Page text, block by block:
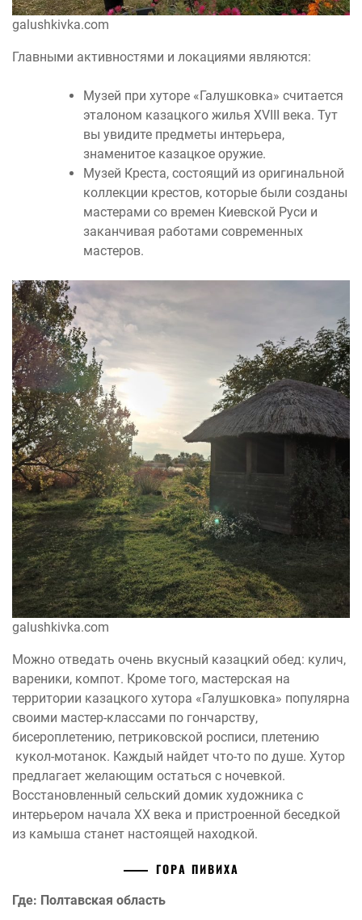
galushkivka.com
Главными активностями и локациями являются:
Музей при хуторе «Галушковка» считается
эталоном казацкого жилья XVIII века. Тут
вы увидите предметы интерьера,
знаменитое казацкое оружие.
Музей Креста, состоящий из оригинальной
коллекции крестов, которые были созданы
мастерами со времен Киевской Руси и
заканчивая работами современных
мастеров.
galushkivka.com
Можно отведать очень вкусный казацкий обед: кулич,
вареники, компот. Кроме того, мастерская на
территории казацкого хутора «Галушковка» популярна
своими мастер-классами по гончарству,
бисероплетению, петриковской росписи, плетению
кукол-мотанок. Каждый найдет что-то по душе. Хутор
предлагает желающим остаться с ночевкой.
Восстановленный сельский домик художника с
интерьером начала XX века и пристроенной беседкой
из камыша станет настоящей находкой.
ГОРА ПИВИХА
Где: Полтавская область